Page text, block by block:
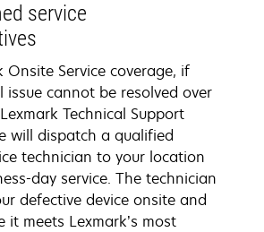
service
Onsite Service coverage, if
issue cannot be resolved over
Technical Support
will dispatch a qualified
technician to your location
day service. The technician
defective device onsite and
it meets Lexmark’s most